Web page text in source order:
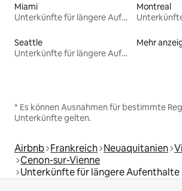
Miami
Unterkünfte für längere Aufenthalte
Montreal
Seattle
Unterkünfte für längere Aufenthalte
Mehr
* Es können Ausnahmen für bestimmte
Unterkünfte gelten.
Airbnb Frankreich Neuaquitanien
Cenon-sur-Vienne
Unterkünfte für längere Aufenthalte